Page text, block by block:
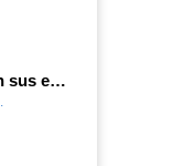
3. Trabajando con sus elementos Array JavaScripts